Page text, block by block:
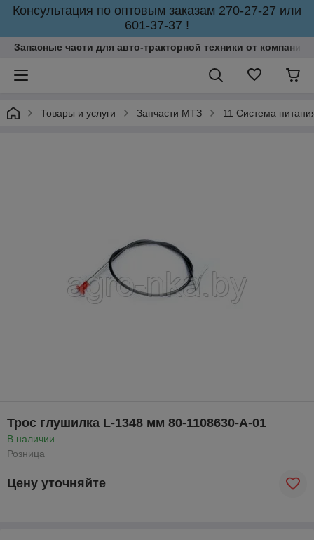
Консультация по оптовым заказам 270-27-27 или
601-37-37 !
Запасные части для авто-тракторной техники от
Товары и услуги Запчасти МТЗ 11 Система
Трос глушилка L-1348 мм 80-1108630-А-01
В наличии
Розница
Цену уточняйте